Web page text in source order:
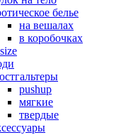
белье
на вешалах
в коробочках
pushup
мягкие
твердые